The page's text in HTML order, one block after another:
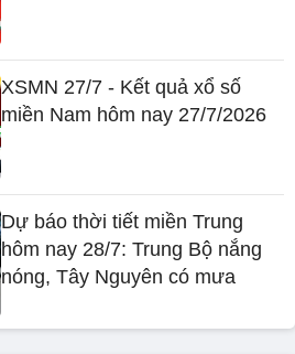
XSMN 27/7 - Kết quả xổ số
miền Nam hôm nay 27/7/2026
Dự báo thời tiết miền Trung
hôm nay 28/7: Trung Bộ nắng
nóng, Tây Nguyên có mưa